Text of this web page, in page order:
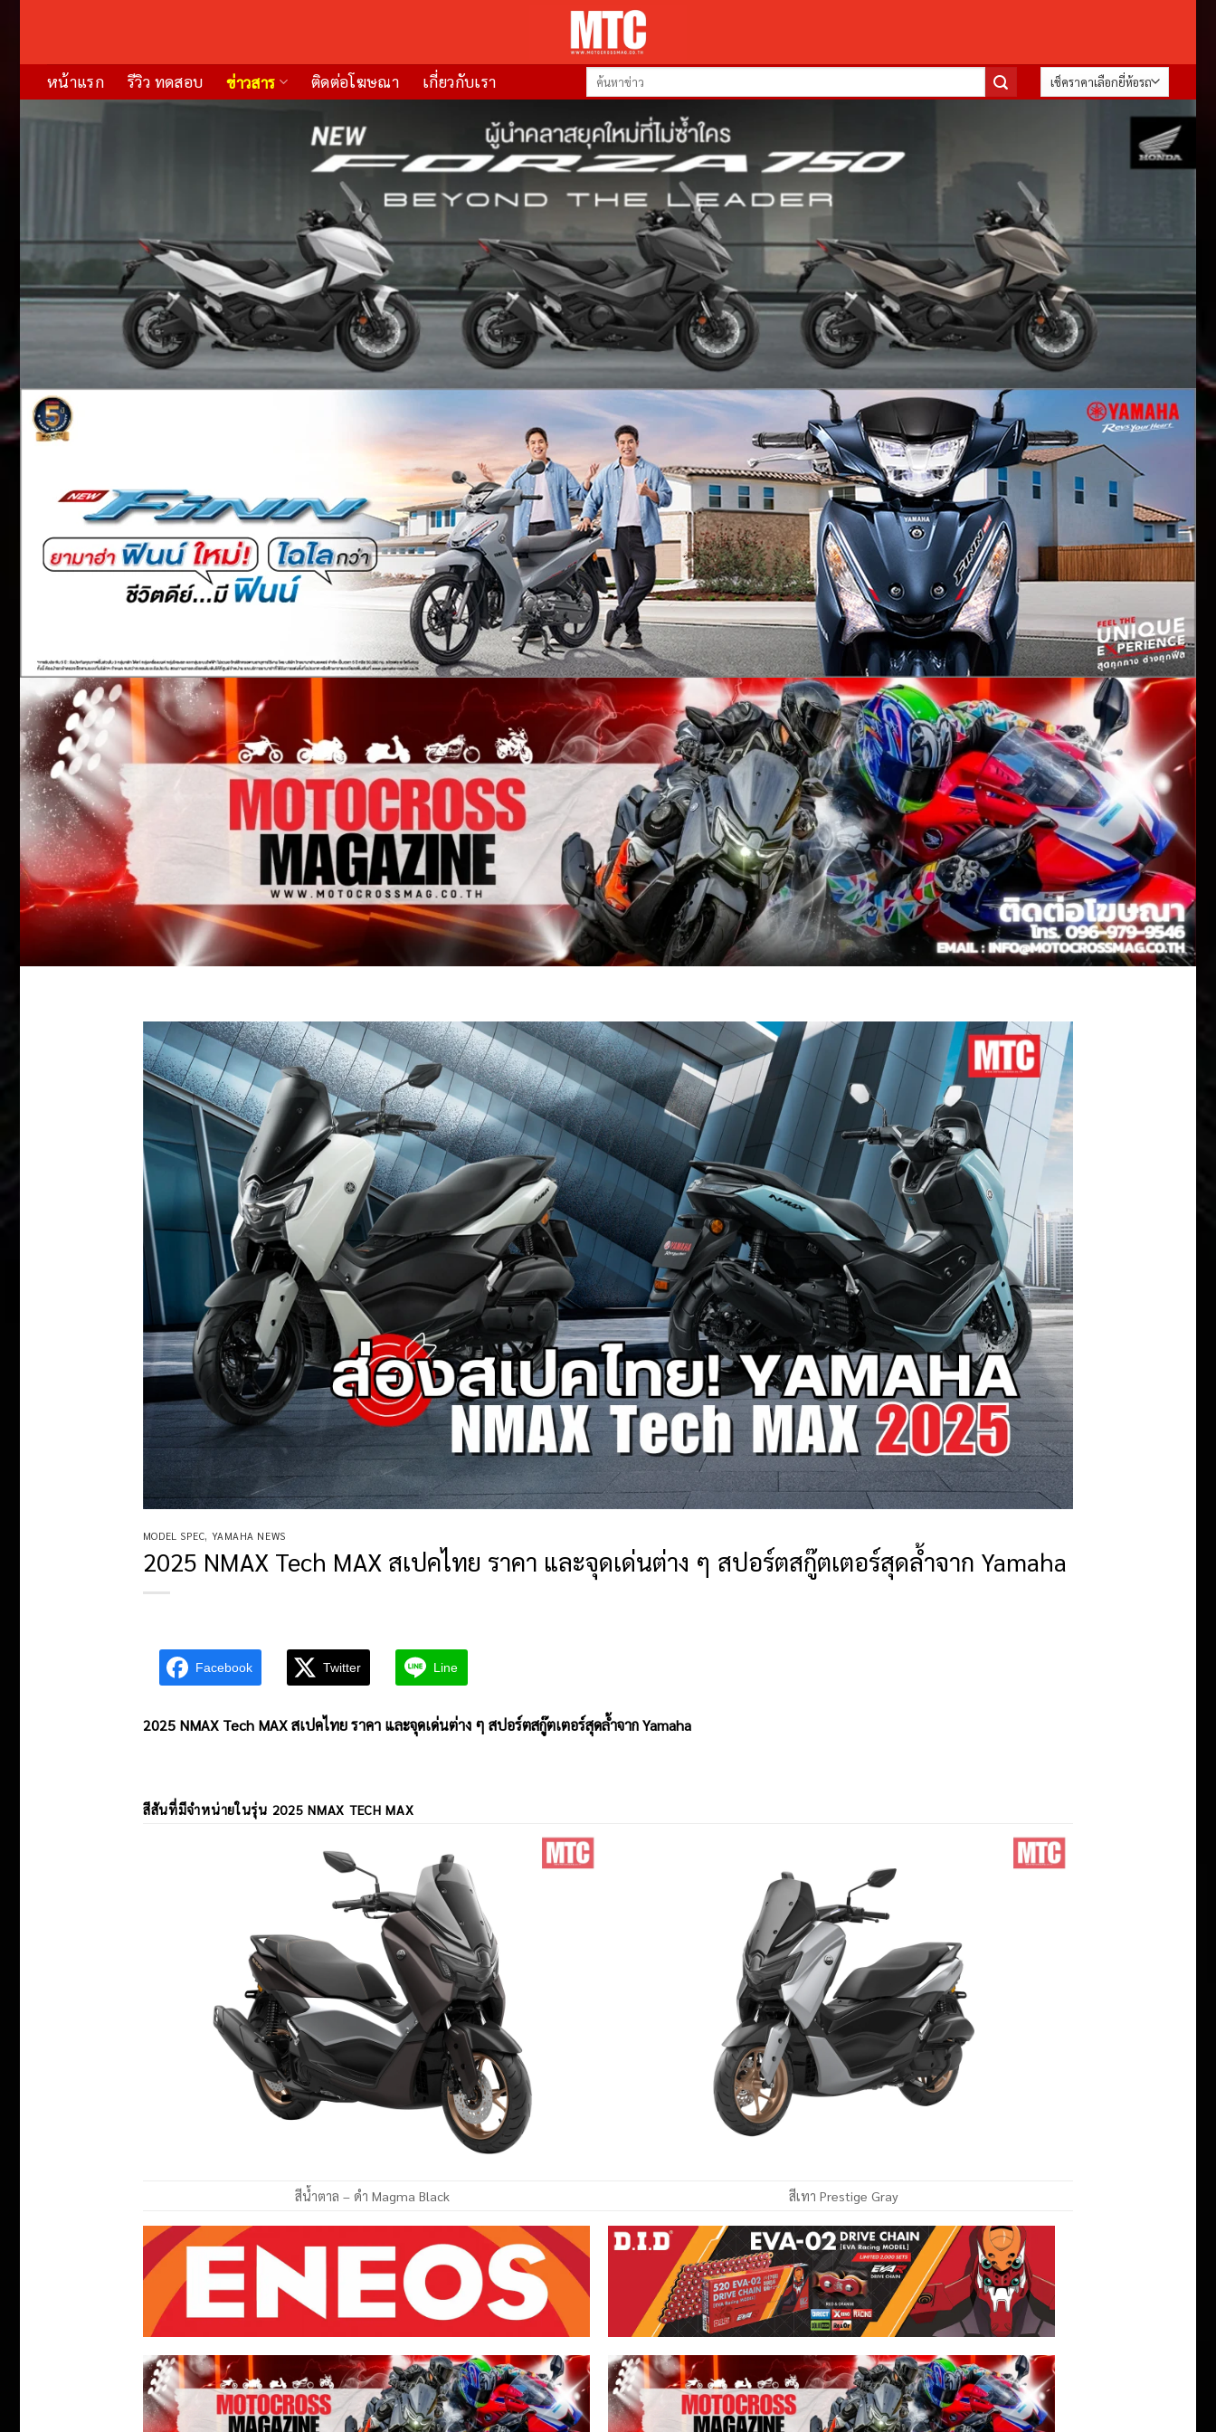
หน้าแรก รีวิว ทดสอบ ข่าวสาร ติดต่อโฆษณา เกี่ยวกับเรา
MODEL SPEC, YAMAHA NEWS
2025 NMAX Tech MAX สเปคไทย ราคา และจุดเด่นต่าง ๆ สปอร์ตสกู๊ตเตอร์สุดล้ำจาก Yamaha
Facebook Twitter Line
2025 NMAX Tech MAX สเปคไทย ราคา และจุดเด่นต่าง ๆ สปอร์ตสกู๊ตเตอร์สุดล้ำจาก Yamaha
สีสันที่มีจำหน่ายในรุ่น 2025 NMAX TECH MAX
สีน้ำตาล – ดำ Magma Black สีเทา Prestige Gray